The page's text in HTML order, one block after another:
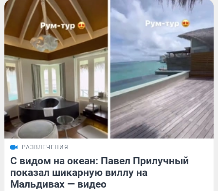
РАЗВЛЕЧЕНИЯ
С видом на океан: Павел Прилучный
показал шикарную виллу на
Мальдивах — видео